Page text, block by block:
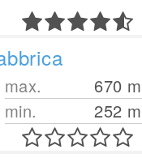
max. 670 m
min.
252 m